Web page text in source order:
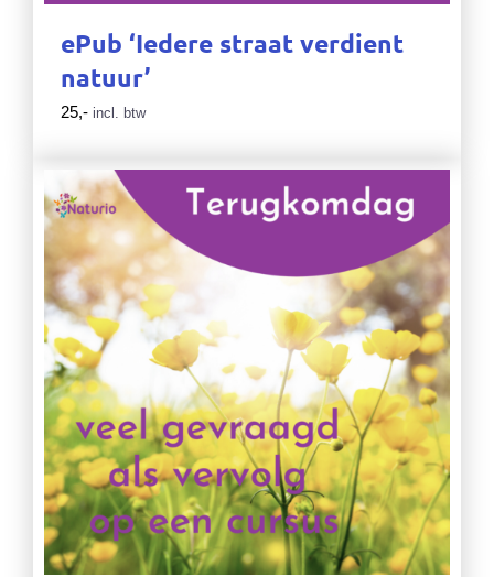
ePub ‘Iedere straat verdient
natuur’
25,- incl. btw